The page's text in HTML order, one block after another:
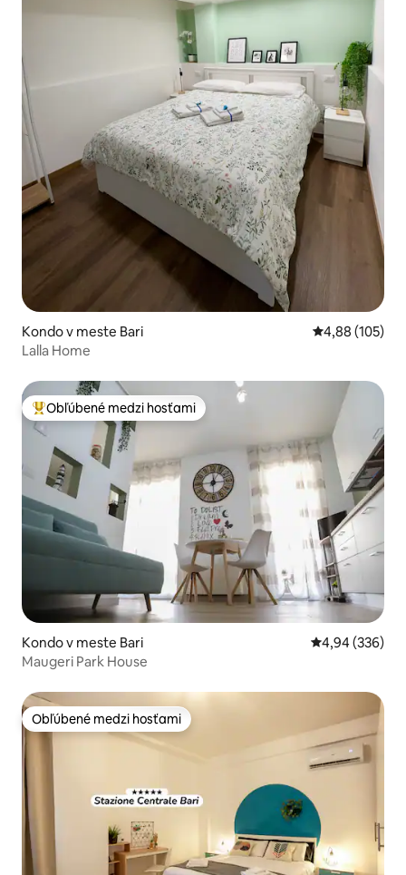
Kondo v meste Bari Priemerné
4,88 (105)
Lalla Home
Najobľúbenejšie medzi hosťami
Obľúbené medzi hosťami
Kondo v meste Bari Priemerné
4,94 (336)
Maugeri Park House
Obľúbené medzi hosťami
Obľúbené medzi hosťami